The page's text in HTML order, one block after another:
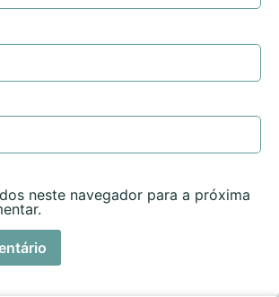
neste navegador para a próxima